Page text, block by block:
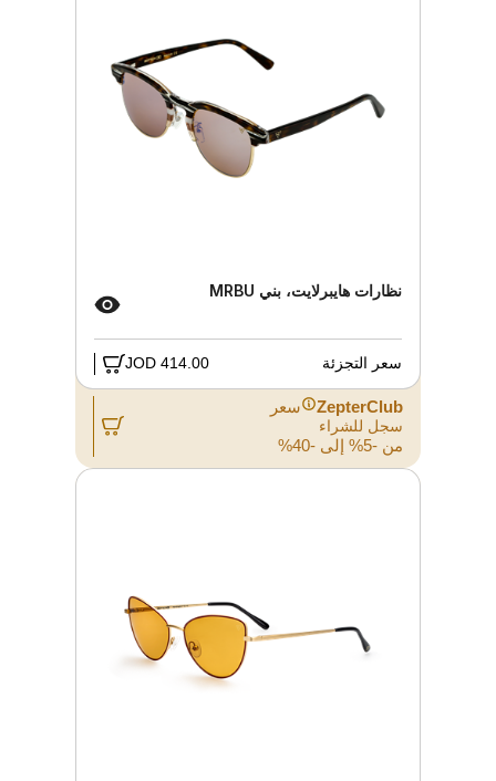
نظارات هايبرلايت، بني MRBU
سعر التجزئة 414.00 JOD
ZepterClub سعر
سجل للشراء
من -5% إلى -40%